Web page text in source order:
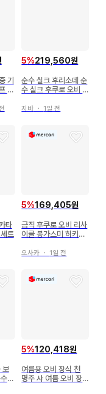
기
원
5%219,560원
순수 실크 후리소데 순
수 실크 후쿠로 오비 2
급
지바 ・ 1일 전
타
트
5%169,405원
금직 후쿠로 오비 리사
이클 봉가스미 히키하
오사카 ・ 1일 전
보
5%120,418원
여름용 오비 장식 천
명주 샤 여름 오비 장